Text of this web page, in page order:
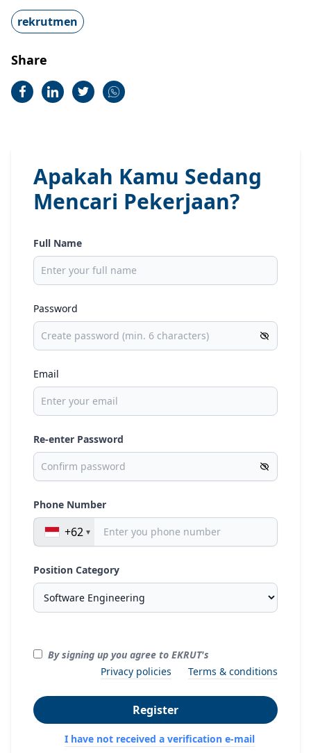
rekrutmen
Share
Apakah Kamu Sedang
Mencari Pekerjaan?
Full Name
Password
Email
Re-enter Password
Phone Number
+62
Position Category
By signing up you agree to EKRUT's
Privacy policies
Terms & conditions
Register
I have not received a verification e-mail